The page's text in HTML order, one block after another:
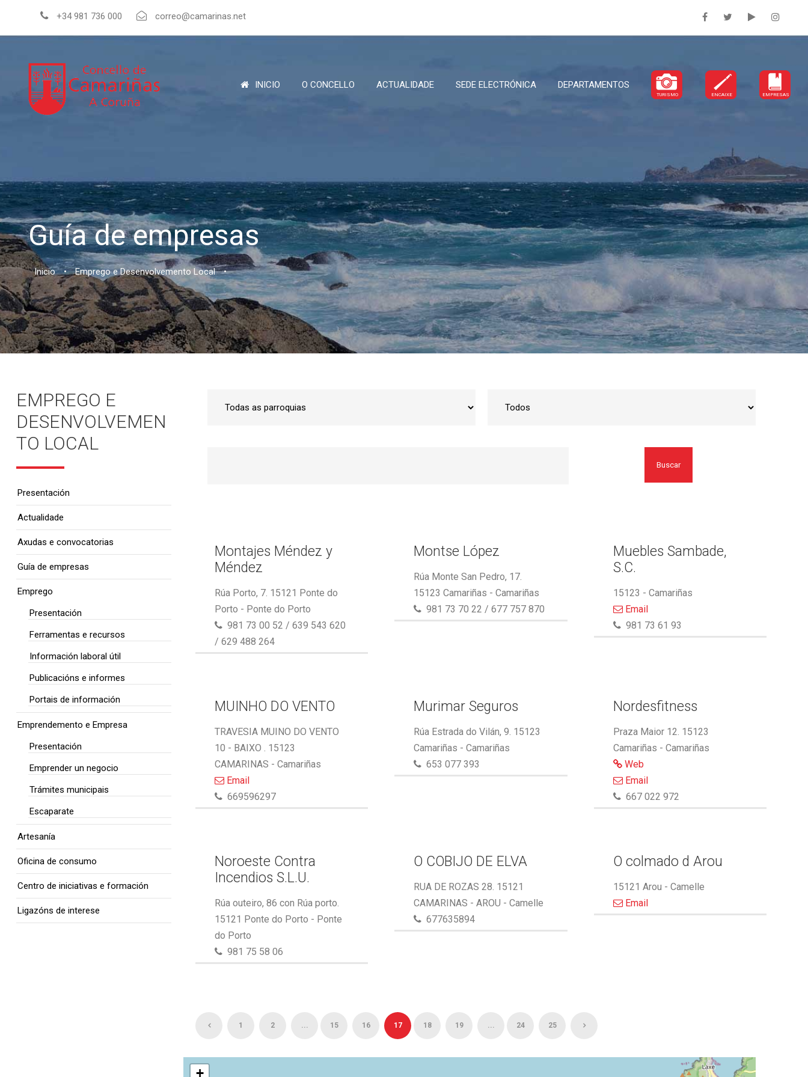
+34 981 736 000 correo@camarinas.net
INICIO O CONCELLO ACTUALIDADE SEDE ELECTRÓNICA DEPARTAMENTOS
TURISMO ENCAIXE EMPRESAS
Guía de empresas
Inicio • Emprego e Desenvolvemento Local •
Buscar
Montajes Méndez y
Méndez
Rúa Porto, 7. 15121 Ponte do
Porto - Ponte do Porto
981 73 00 52 / 639 543 620
/ 629 488 264
Montse López
Rúa Monte San Pedro, 17.
15123 Camariñas - Camariñas
981 73 70 22 / 677 757 870
Muebles Sambade,
S.C.
15123 - Camariñas
Email
981 73 61 93
MUINHO DO VENTO
TRAVESIA MUINO DO VENTO
10 - BAIXO . 15123
CAMARINAS - Camariñas
Email
669596297
Murimar Seguros
Rúa Estrada do Vilán, 9. 15123
Camariñas - Camariñas
653 077 393
Nordesfitness
Praza Maior 12. 15123
Camariñas - Camariñas
Web
Email
667 022 972
Noroeste Contra
Incendios S.L.U.
Rúa outeiro, 86 con Rúa porto.
15121 Ponte do Porto - Ponte
do Porto
981 75 58 06
O COBIJO DE ELVA
RUA DE ROZAS 28. 15121
CAMARINAS - AROU - Camelle
677635894
O colmado d Arou
15121 Arou - Camelle
Email
1 2 ... 15 16 17 18 19 ... 24 25
+
EMPREGO E
DESENVOLVEMEN
TO LOCAL
Presentación
Actualidade
Axudas e convocatorias
Guía de empresas
Emprego
Presentación
Ferramentas e recursos
Información laboral útil
Publicacións e informes
Portais de información
Emprendemento e Empresa
Presentación
Emprender un negocio
Trámites municipais
Escaparate
Artesanía
Oficina de consumo
Centro de iniciativas e formación
Ligazóns de interese